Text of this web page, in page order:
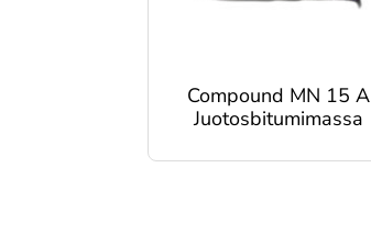
Compound MN 15 A
Juotosbitumimassa